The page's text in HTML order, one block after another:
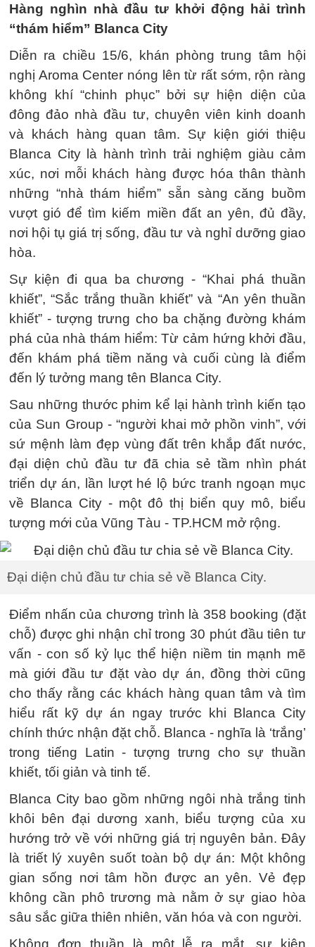
Hàng nghìn nhà đầu tư khởi động hải trình
“thám hiểm” Blanca City
Diễn ra chiều 15/6, khán phòng trung tâm hội
nghị Aroma Center nóng lên từ rất sớm, rộn ràng
không khí “chinh phục” bởi sự hiện diện của
đông đảo nhà đầu tư, chuyên viên kinh doanh
và khách hàng quan tâm. Sự kiện giới thiệu
Blanca City là hành trình trải nghiệm giàu cảm
xúc, nơi mỗi khách hàng được hóa thân thành
những “nhà thám hiểm” sẵn sàng căng buồm
vượt gió để tìm kiếm miền đất an yên, đủ đầy,
nơi hội tụ giá trị sống, đầu tư và nghỉ dưỡng giao
hòa.
Sự kiện đi qua ba chương - “Khai phá thuần
khiết”, “Sắc trắng thuần khiết” và “An yên thuần
khiết” - tượng trưng cho ba chặng đường khám
phá của nhà thám hiểm: Từ cảm hứng khởi đầu,
đến khám phá tiềm năng và cuối cùng là điểm
đến lý tưởng mang tên Blanca City.
Sau những thước phim kể lại hành trình kiến tạo
của Sun Group - “người khai mở phồn vinh”, với
sứ mệnh làm đẹp vùng đất trên khắp đất nước,
đại diện chủ đầu tư đã chia sẻ tầm nhìn phát
triển dự án, lần lượt hé lộ bức tranh ngoạn mục
về Blanca City - một đô thị biển quy mô, biểu
tượng mới của Vũng Tàu - TP.HCM mở rộng.
Đại diện chủ đầu tư chia sẻ về Blanca City.
Điểm nhấn của chương trình là 358 booking (đặt
chỗ) được ghi nhận chỉ trong 30 phút đầu tiên tư
vấn - con số kỷ lục thể hiện niềm tin mạnh mẽ
mà giới đầu tư đặt vào dự án, đồng thời cũng
cho thấy rằng các khách hàng quan tâm và tìm
hiểu rất kỹ dự án ngay trước khi Blanca City
chính thức nhận đặt chỗ. Blanca - nghĩa là ‘trắng’
trong tiếng Latin - tượng trưng cho sự thuần
khiết, tối giản và tinh tế.
Blanca City bao gồm những ngôi nhà trắng tinh
khôi bên đại dương xanh, biểu tượng của xu
hướng trở về với những giá trị nguyên bản. Đây
là triết lý xuyên suốt toàn bộ dự án: Một không
gian sống nơi tâm hồn được an yên. Vẻ đẹp
không cần phô trương mà nằm ở sự giao hòa
sâu sắc giữa thiên nhiên, văn hóa và con người.
Không đơn thuần là một lễ ra mắt, sự kiện